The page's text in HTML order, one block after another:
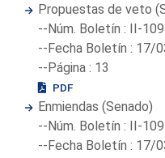
Propuestas de veto
--Núm. Boletín : II-
--Fecha Boletín : 17/
--Página : 13
PDF
Enmiendas (Senado)
--Núm. Boletín : II-
--Fecha Boletín : 17/